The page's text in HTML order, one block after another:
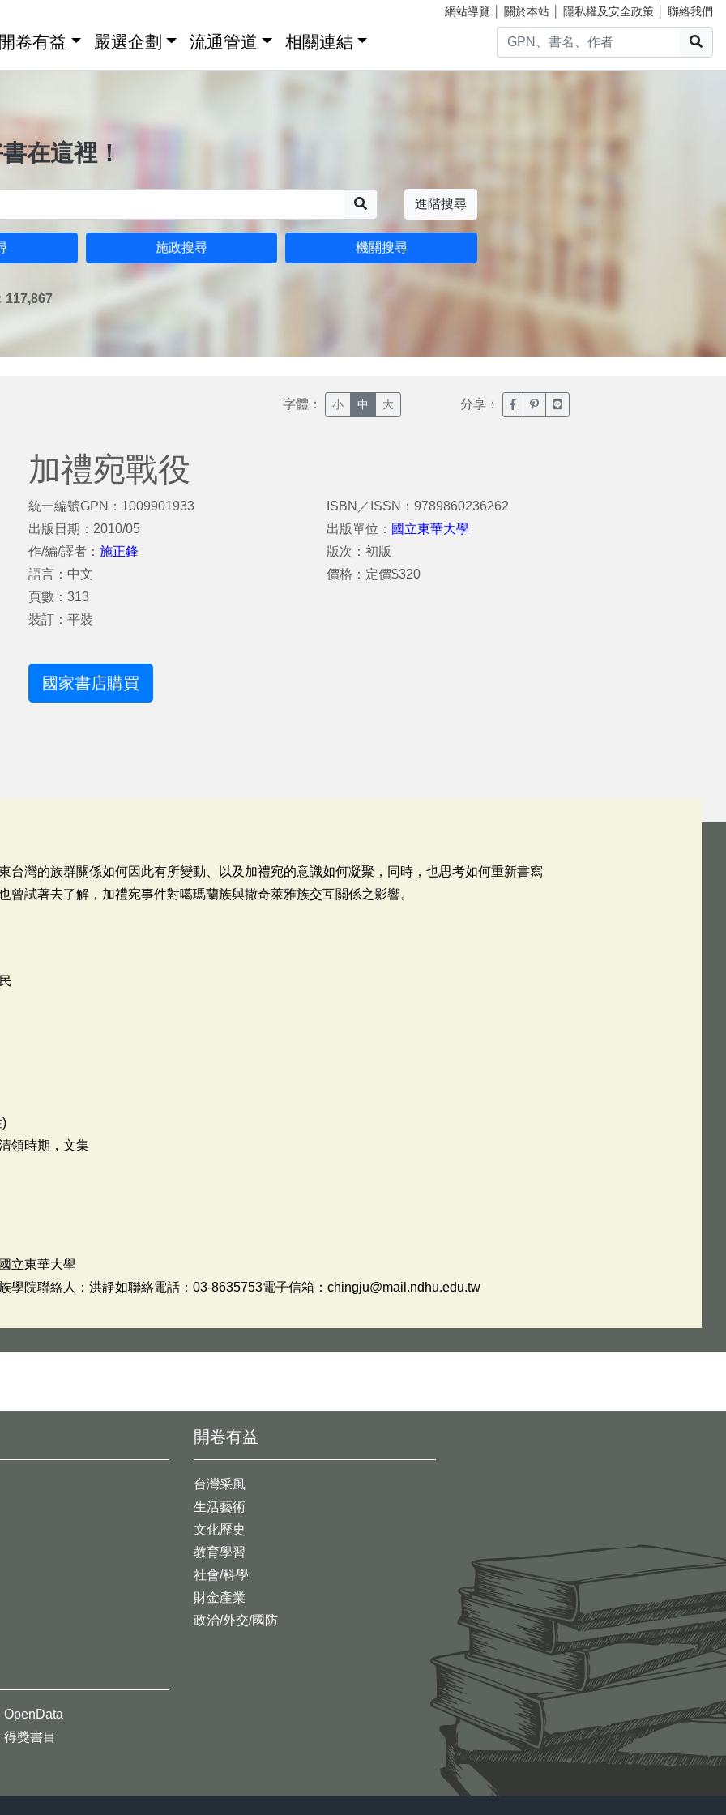
網站導覽 關於本站 隱私權及安全政策 聯絡我們
卷有益 嚴選企劃 流通管道 相關連結
在這裡！
進階搜尋
施政搜尋 機關搜尋
117,867
字體： 小 中 大 分享： 臉書分享(另開新視窗)
噗浪分享(另開新視窗)
Line分享(另開新視窗)
加禮宛戰役
統一編號GPN：1009901933
出版日期：2010/05
作/編/譯者： 施正鋒
語言：中文
頁數：313
裝訂：平裝
ISBN／ISSN：9789860236262
出版單位： 國立東華大學
版次：初版
價格：定價$320
國家書店購買
台灣的族群關係如何因此有所變動、以及加禮宛的意識如何凝聚，同時，也思考如何重新書寫
曾試著去了解，加禮宛事件對噶瑪蘭族與撒奇萊雅族交互關係之影響。
領時期，文集
立東華大學
學院聯絡人：洪靜如聯絡電話：03-8635753電子信箱：chingju@mail.ndhu.edu.tw
開卷有益
台灣采風
生活藝術
文化歷史
教育學習
社會/科學
財金產業
政治/外交/國防
OpenData
得獎書目